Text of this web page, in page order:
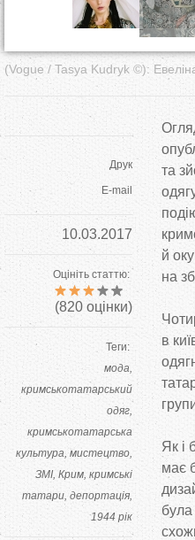
(Vogue / Tasya Kudryk ©):
Друк
E-mail
10.03.2017
Оцініть статтю:
(820 оцінки)
Теги:
мода
кримськотатарський
одяг
кримськотатарська
культура мистецтво
ЗМІ Крим кримські
татари депортація
1944 рік
та
й
на
в
Як і
має